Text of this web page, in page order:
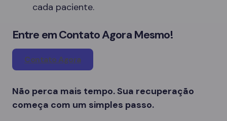
cada paciente.
Entre em Contato Agora Mesmo!
Contato Agora
Não perca mais tempo. Sua recuperação
começa com um simples passo.